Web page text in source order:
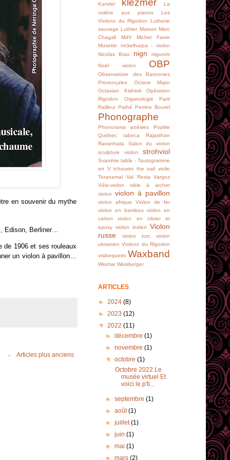
en souvenir du mythe
Edison, Berliner…
de 1906 et ses rouleaux
un violon à pavillon…
Articles plus anciens
Kandel klezmer
La
volière aux pianos
Les
Violons du Rigodon
Lutherie
sauvage Luthier Maison Marc
Chagall
MdV
Michel Favre
Musette
nickelharpa - violon
Nicolas Bras
nign
nigunim
Noël violon
OBP
Observatoire des Baronnies
Provençales
Octave Major
Octavian Kishtok
Opération
Rigodon
Organologie
Parti
Railleur Pathé Perrine Bourel
Phonographe
Phonorama poésies
Poplite
Québec
rabeca
Rajasthan
Ravanhata
Salon du violon
sculpture violon
strohviol
Svanétie tabla - Tautogramme
en V tchourini the nail violin
Toranamaï Val Resia
Vargoz
Vélo-violon
vièle à archet
violon
violon à pavillon
violon afrique
Violon de fer
violon en bambou
violon en
carton
violon en olivier et
epoxy violon indien
Violon
russe
violon turc
violon
ukrainien Violons du Rigodon
vrabequeiro Waxband
Weimar Weisberger
ARTICLES
► 2024 (8)
► 2023 (12)
▼ 2022 (11)
►décembre(1)
►novembre(1)
▼octobre(1)
Octobre 2022 Le
musée virtuel Et
voici le p'ti...
►septembre(1)
►août(1)
►juillet(1)
►juin(1)
►mai(1)
►mars(2)